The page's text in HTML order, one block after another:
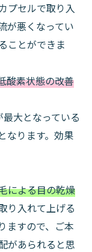
プセルで取り入
が悪くなってい
ことができま
酸素状態の改善
最大となっている
となります。効果
による目の乾燥
り入れて上げる
ますので、ご本
があられると思